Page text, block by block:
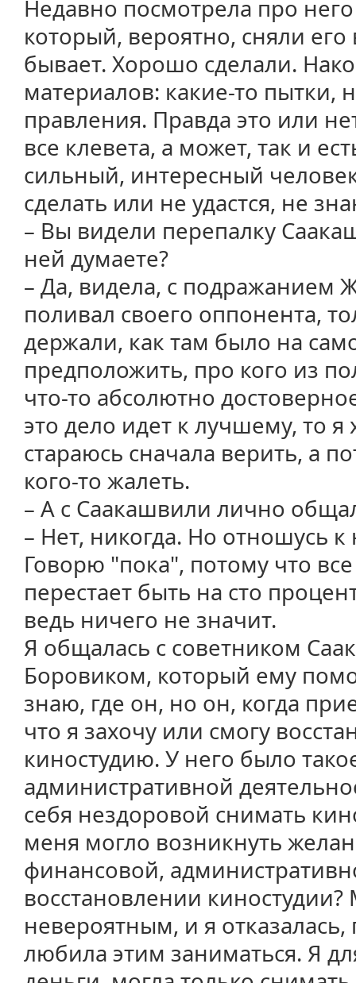
Недавно посмотрела про
который, вероятно, сняли
бывает. Хорошо сделали.
материалов: какие-то пытки,
правления. Правда это или
все клевета, а может, так и
сильный, интересный
сделать или не удастся, не
– Вы видели перепалку
ней думаете?
– Да, видела, с подражанием
поливал своего оппонента,
держали, как там было на
предположить, про кого из
что-то абсолютно
это дело идет к лучшему, то я
стараюсь сначала верить, а
кого-то жалеть.
– А с Саакашвили лично
– Нет, никогда. Но отношусь
Говорю "пока", потому что
перестает быть на сто
ведь ничего не значит.
Я общалась с советником
Боровиком, который ему
знаю, где он, но он, когда
что я захочу или смогу
киностудию. У него было
административной
себя нездоровой снимать
меня могло возникнуть
финансовой,
восстановлении киностудии?
невероятным, и я
любила этим заниматься. Я